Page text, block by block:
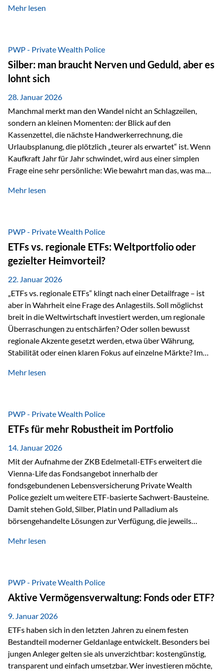
starken Anstiegen. Diese verändern jedoch nicht die
von geopolitischen Spannungen, einer stark ausgeweiteten
Geldmenge sowie strukturellen Verschiebungen an den
Kapitalmärkten geprägt ist, bleibt Gold ein bewährter Anker.
Nicht, weil…
Mehr lesen
PWP - Private Wealth Police
Silber: man braucht Nerven und Geduld, aber es
lohnt sich
28. Januar 2026
Manchmal merkt man den Wandel nicht an Schlagzeilen,
sondern an kleinen Momenten: der Blick auf den
Kassenzettel, die nächste Handwerkerrechnung, die
Urlaubsplanung, die plötzlich „teurer als erwartet“ ist. Wenn
Kaufkraft Jahr für Jahr schwindet, wird aus einer simplen
Frage eine sehr persönliche: Wie bewahrt man das, was man
Sachwerten mit einer Investition in Sachwerte zu
gerade dann, wenn Märkte nervös werden,…
Mehr lesen
PWP - Private Wealth Police
ETFs vs. regionale ETFs: Weltportfolio oder
gezielter Heimvorteil?
22. Januar 2026
„ETFs vs. regionale ETFs“ klingt nach einer Detailfrage – ist
aber in Wahrheit eine Frage des Anlagestils. Soll möglichst
breit in die Weltwirtschaft investiert werden, um regionale
Überraschungen zu entschärfen? Oder sollen bewusst
regionale Akzente gesetzt werden, etwa über Währung,
Stabilität oder einen klaren Fokus auf einzelne Märkte? Im
Wealth Police der Vienna-Life lassen sich beide Ansätze
Risikostreuung, Inflationsrobustheit und Stabilisierung. 1)
Die Philosophiefrage: breit oder bewusst? Global investieren
bedeutet: Das Portfolio bildet die Weltmärkte möglichst
breit ab, ohne die…
Mehr lesen
PWP - Private Wealth Police
ETFs für mehr Robustheit im Portfolio
14. Januar 2026
Mit der Aufnahme der ZKB Edelmetall-ETFs erweitert die
Vienna-Life das Fondsangebot innerhalb der
fondsgebundenen Lebensversicherung Private Wealth
Police gezielt um weitere ETF-basierte Sachwert-Bausteine.
Damit stehen Gold, Silber, Platin und Palladium als
börsengehandelte Lösungen zur Verfügung, die jeweils
dabei nicht auf einzelnen Marktmeinungen, sondern auf
Inflationsrobustheit und Stabilisierung – eingebettet in eine
liechtensteinische Versicherungsstruktur. Die
Sicherheitsarchitektur: Liechtenstein als Strukturprinzip Die
Private Wealth Police positioniert sich mit einer dreistufigen
Sicherheitsarchitektur, die auf mehreren Ebenen ansetzt:
Stufe 1: Versicherer-Ebene • Versicherung mit…
Mehr lesen
PWP - Private Wealth Police
Aktive Vermögensverwaltung: Fonds oder ETF?
9. Januar 2026
ETFs haben sich in den letzten Jahren zu einem festen
Bestandteil moderner Geldanlage entwickelt. Besonders bei
jungen Anleger gelten sie als unverzichtbar: kostengünstig,
transparent und einfach umsetzbar. Wer investieren möchte,